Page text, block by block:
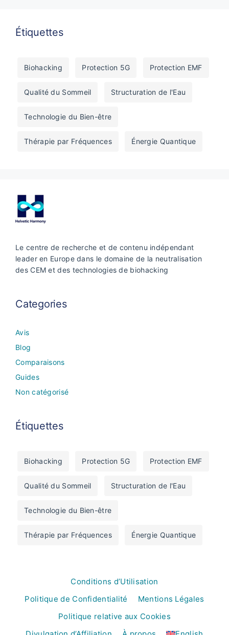
Étiquettes
Biohacking Protection 5G Protection EMF
Qualité du Sommeil Structuration de l'Eau
Technologie du Bien-être
Thérapie par Fréquences Énergie Quantique
Le centre de recherche et de contenu indépendant
leader en Europe dans le domaine de la neutralisation
des CEM et des technologies de biohacking
Categories
Avis
Blog
Comparaisons
Guides
Non catégorisé
Étiquettes
Biohacking Protection 5G Protection EMF
Qualité du Sommeil Structuration de l'Eau
Technologie du Bien-être
Thérapie par Fréquences Énergie Quantique
Conditions d’Utilisation
Politique de Confidentialité
Mentions Légales
Politique relative aux Cookies